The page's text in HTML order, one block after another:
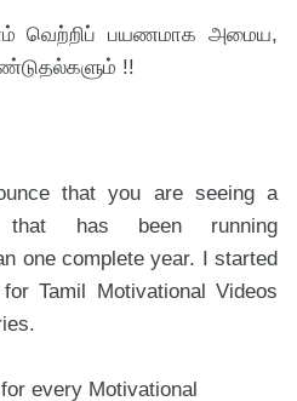
வெற்றிப் பயணமாக அமைய,
!!
that you are seeing a
that has been running
one complete year. I started
Tamil Motivational Videos
every Motivational